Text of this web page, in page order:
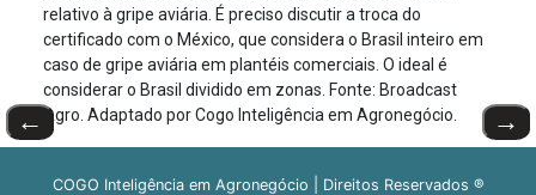
relativo à gripe aviária. É preciso discutir a troca do
certificado com o México, que considera o Brasil inteiro em
caso de gripe aviária em plantéis comerciais. O ideal é
considerar o Brasil dividido em zonas. Fonte: Broadcast
Agro. Adaptado por Cogo Inteligência em Agronegócio.
← →
COGO Inteligência em Agronegócio | Direitos Reservados ®